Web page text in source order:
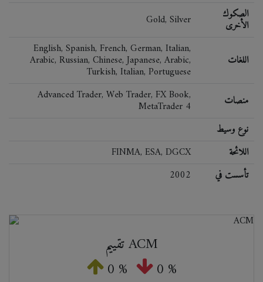
Gold, Silver
الصكوك
الأخرى
English, Spanish, French, German, Italian,
Arabic, Russian, Chinese, Japanese, Arabic,
Turkish, Italian, Portuguese
اللغات
Advanced Trader, Web Trader, FX Book,
MetaTrader 4
منصات
نوع وسيط
FINMA, ESA, DGCX
اللائحة
2002
تأسست في
تقييم ACM
0 % 0 %